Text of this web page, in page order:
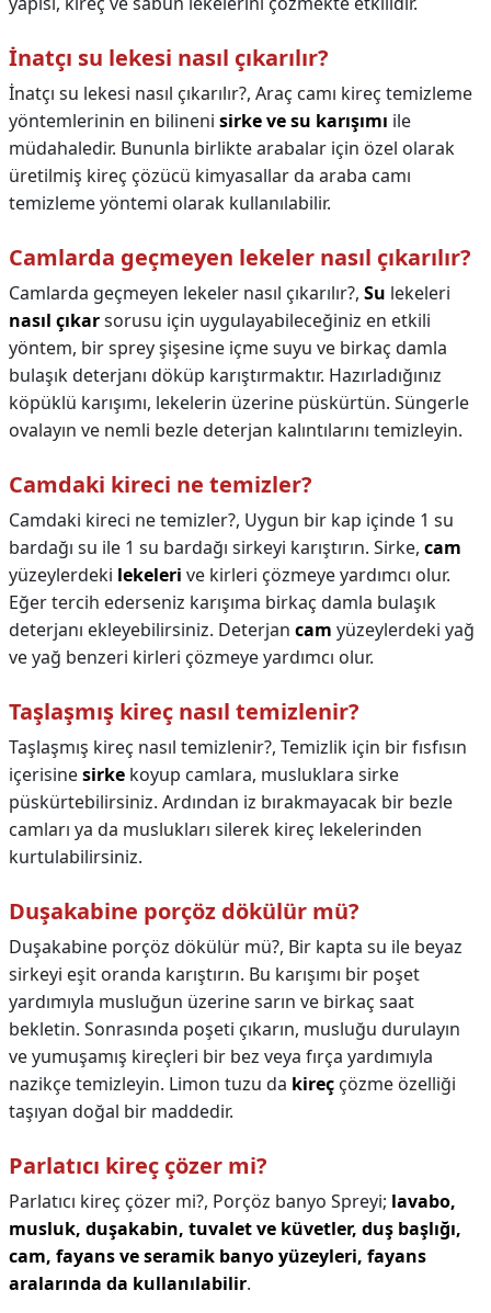
İnatçı su lekesi nasıl çıkarılır?
İnatçı su lekesi nasıl çıkarılır?, Araç camı kireç temizleme
yöntemlerinin en bilineni sirke ve su karışımı ile
müdahaledir. Bununla birlikte arabalar için özel olarak
üretilmiş kireç çözücü kimyasallar da araba camı
temizleme yöntemi olarak kullanılabilir.
Camlarda geçmeyen lekeler nasıl çıkarılır?
Camlarda geçmeyen lekeler nasıl çıkarılır?, Su lekeleri
nasıl çıkarsorusu için uygulayabileceğiniz en etkili
yöntem, bir sprey şişesine içme suyu ve birkaç damla
bulaşık deterjanı döküp karıştırmaktır. Hazırladığınız
köpüklü karışımı, lekelerin üzerine püskürtün. Süngerle
ovalayın ve nemli bezle deterjan kalıntılarını temizleyin.
Camdaki kireci ne temizler?
Camdaki kireci ne temizler?, Uygun bir kap içinde 1 su
bardağı su ile 1 su bardağı sirkeyi karıştırın. Sirke, cam
yüzeylerdeki lekeleri ve kirleri çözmeye yardımcı olur.
Eğer tercih ederseniz karışıma birkaç damla bulaşık
deterjanı ekleyebilirsiniz. Deterjan cam yüzeylerdeki yağ
ve yağ benzeri kirleri çözmeye yardımcı olur.
Taşlaşmış kireç nasıl temizlenir?
Taşlaşmış kireç nasıl temizlenir?, Temizlik için bir fısfısın
içerisinesirke koyup camlara, musluklara sirke
püskürtebilirsiniz. Ardından iz bırakmayacak bir bezle
camları ya da muslukları silerek kireç lekelerinden
kurtulabilirsiniz.
Duşakabine porçöz dökülür mü?
Duşakabine porçöz dökülür mü?, Bir kapta su ile beyaz
sirkeyi eşit oranda karıştırın. Bu karışımı bir poşet
yardımıyla musluğun üzerine sarın ve birkaç saat
bekletin. Sonrasında poşeti çıkarın, musluğu durulayın
ve yumuşamış kireçleri bir bez veya fırça yardımıyla
nazikçe temizleyin. Limon tuzu da kireç çözme özelliği
taşıyan doğal bir maddedir.
Parlatıcı kireç çözer mi?
Parlatıcı kireç çözer mi?, Porçöz banyo Spreyi; lavabo,
musluk, duşakabin, tuvalet ve küvetler, duş başlığı,
cam, fayans ve seramik banyo yüzeyleri, fayans
aralarında da kullanılabilir.